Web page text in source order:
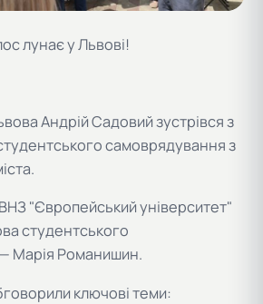
лунає у Львові!
Андрій Садовий зустрівся з
самоврядування з
"Європейський університет"
студентського
Марія Романишин.
ключові теми: